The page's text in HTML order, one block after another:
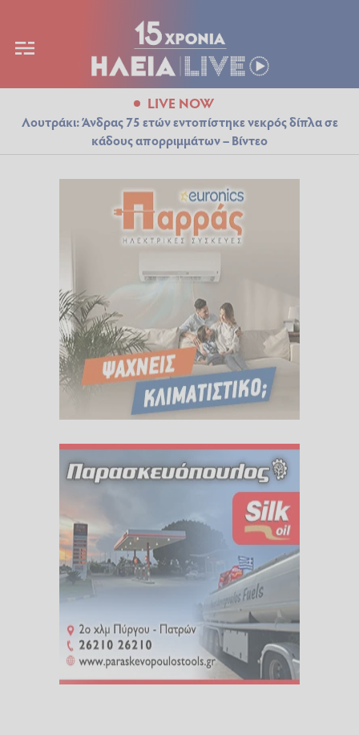
LIVE NOW
Λουτράκι: Άνδρας 75 ετών εντοπίστηκε νεκρός δίπλα σε
κάδους απορριμμάτων – Βίντεο